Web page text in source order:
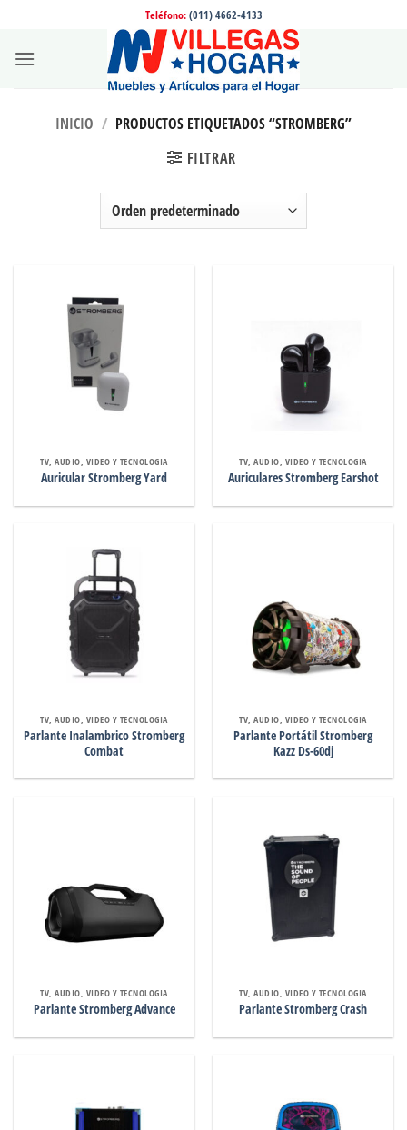
contenido
Teléfono: (011) 4662-4133
INICIO / PRODUCTOS ETIQUETADOS “STROMBERG”
FILTRAR
TV, AUDIO, VIDEO Y TECNOLOGIA
Auricular Stromberg Yard
TV, AUDIO, VIDEO Y TECNOLOGIA
Auriculares Stromberg Earshot
TV, AUDIO, VIDEO Y TECNOLOGIA
Parlante Inalambrico Stromberg
Combat
TV, AUDIO, VIDEO Y TECNOLOGIA
Parlante Portátil Stromberg
Kazz Ds-60dj
TV, AUDIO, VIDEO Y TECNOLOGIA
Parlante Stromberg Advance
TV, AUDIO, VIDEO Y TECNOLOGIA
Parlante Stromberg Crash